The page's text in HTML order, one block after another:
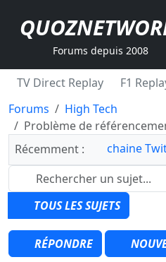
Forums depuis 2008
TV Direct Replay F1
Forums
High Tech
Problème de
Récemment :
chaine
TOUS LES SUJETS
RÉPONDRE